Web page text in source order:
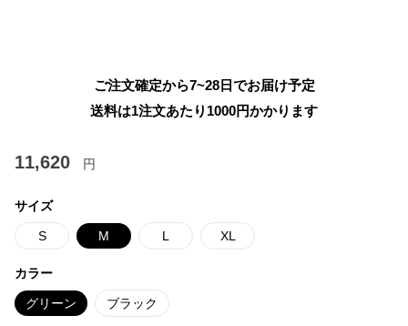
ご注文確定から7~28日でお届け予定
送料は1注文あたり 1000円かかります
11,620 円
サイズ
S M L XL
カラー
グリーン ブラック